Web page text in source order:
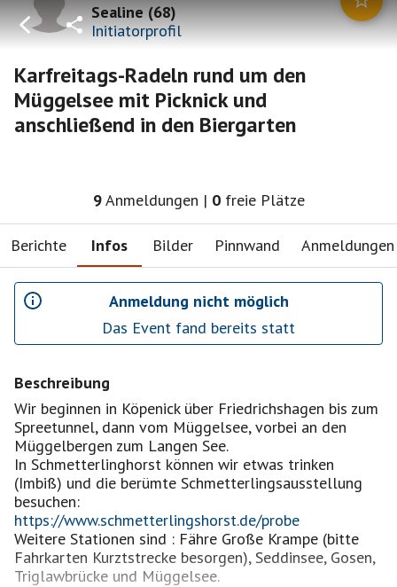
Sealine(68)
Initiatorprofil
Karfreitags-Radeln rund um den
Müggelsee mit Picknick und
anschließend in den Biergarten
9Anmeldungen | 0 freie Plätze
Berichte Infos Bilder Pinnwand Anmeldungen
Anmeldung nicht möglich
Das Event fand bereits statt
Beschreibung
Wir beginnen in Köpenick über Friedrichshagen bis zum
Spreetunnel, dann vom Müggelsee, vorbei an den
Müggelbergen zum Langen See.
In Schmetterlinghorst können wir etwas trinken
(Imbiß) und die berümte Schmetterlingsausstellung
https://www.schmetterlingshorst.de/probe
Weitere Stationen sind : Fähre Große Krampe (bitte
Fahrkarten Kurztstrecke besorgen), Seddinsee, Gosen,
Triglawbrücke und Müggelsee.